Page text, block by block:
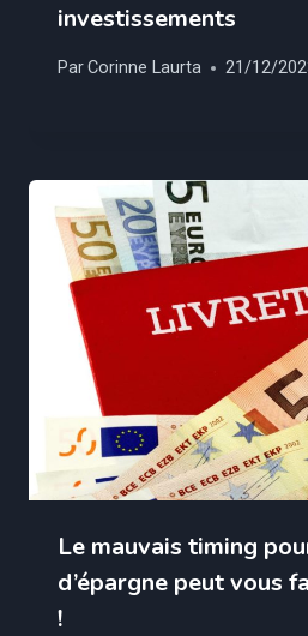
investissements
ParCorinne Laurta 21/12/
Le mauvais timing
d’épargne peut vous
!